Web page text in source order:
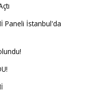
Paneli İstanbul'da